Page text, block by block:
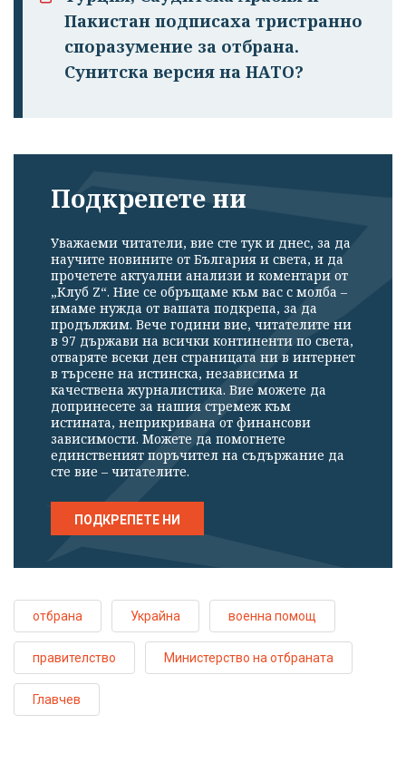
Пакистан подписаха тристранно
споразумение за отбрана.
Сунитска версия на НАТО?
Подкрепете ни
Уважаеми читатели, вие сте тук и днес, за да
научите новините от България и света, и да
прочетете актуални анализи и коментари от
„Клуб Z“. Ние се обръщаме към вас с молба –
имаме нужда от вашата подкрепа, за да
продължим. Вече години вие, читателите ни
в 97 държави на всички континенти по света,
отваряте всеки ден страницата ни в интернет
в търсене на истинска, независима и
качествена журналистика. Вие можете да
допринесете за нашия стремеж към
истината, неприкривана от финансови
зависимости. Можете да помогнете
единственият поръчител на съдържание да
сте вие – читателите.
ПОДКРЕПЕТЕ НИ
отбрана Украйна военна помощ
правителство Министерство на отбраната
Главчев